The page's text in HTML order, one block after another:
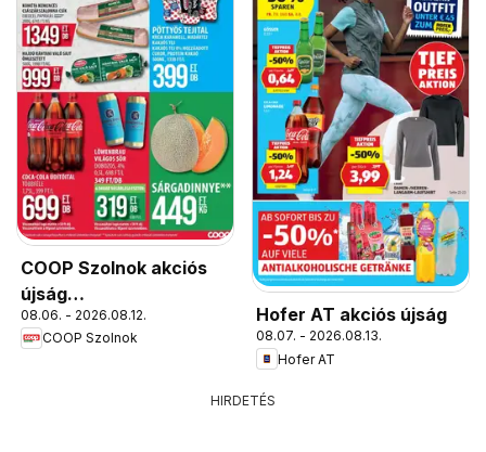
COOP Szolnok akciós
újság
Békésszentandrás
08.06. - 2026.08.12.
COOP Szolnok
Hofer AT akciós újság
08.07. - 2026.08.13.
Hofer AT
HIRDETÉS